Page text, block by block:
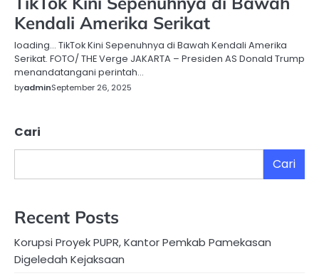
Kendali Amerika Serikat
loading… TikTok Kini Sepenuhnya di Bawah Kendali Amerika
Serikat. FOTO/ THE Verge JAKARTA – Presiden AS Donald Trump
menandatangani perintah…
byadminSeptember 26, 2025
Cari
Cari
Recent Posts
Korupsi Proyek PUPR, Kantor Pemkab Pamekasan
Digeledah Kejaksaan